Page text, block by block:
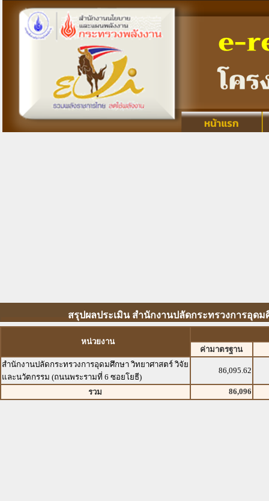
สรุปผลประเมิน สำนักงานปลัดกระทรวงการอุด
หน่วยงาน
ค่ามาตรฐาน
สำนักงานปลัดกระทรวงการอุดมศึกษา วิทยาศาสตร์ วิจัย
และนวัตกรรม (ถนนพระรามที่ 6 ซอยโยธี)
86,095.62
รวม 86,096